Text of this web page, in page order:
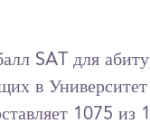
SAT для
в
1075 из